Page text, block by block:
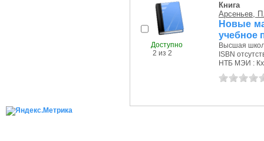
Доступно
2 из 2
Книга
Арсеньев,
Новые
учебное
Высшая
ISBN
НТБ МЭИ : Кх